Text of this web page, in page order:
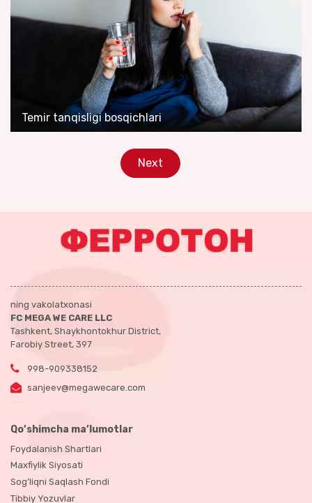
Temir tanqisligi bosqichlari
Next
ning vakolatxonasi
FC MEGA WE CARE LLC
Tashkent, Shaykhontokhur District,
Farobiy Street, 397
998-909338152
sanjeev@megawecare.com
Qo’shimcha ma’lumotlar
Foydalanish Shartlari
Maxfiylik Siyosati
Sog’liqni Saqlash Fondi
Tibbiy Yozuvlar